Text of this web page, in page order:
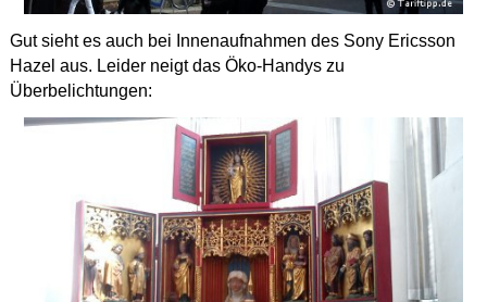
Gut sieht es auch bei Innenaufnahmen des Sony Ericsson
Hazel aus. Leider neigt das Öko-Handys zu
Überbelichtungen: